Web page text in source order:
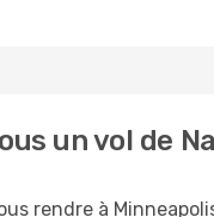
un vol de
rendre à